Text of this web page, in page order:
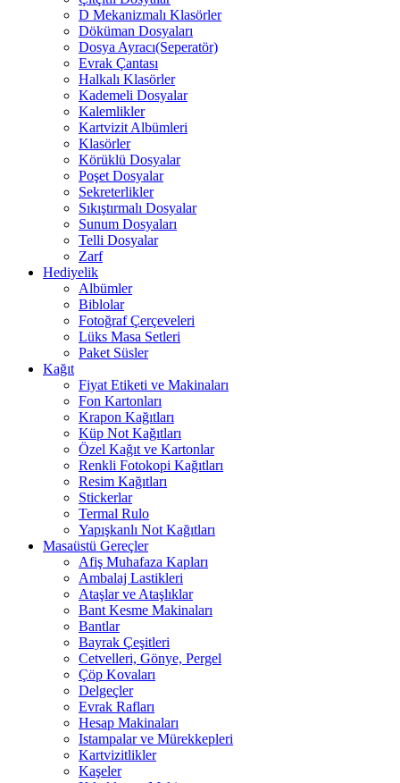
D Mekanizmalı Klasörler
Döküman Dosyaları
Dosya Ayracı(Seperatör)
Evrak Çantası
Halkalı Klasörler
Kademeli Dosyalar
Kalemlikler
Kartvizit Albümleri
Klasörler
Körüklü Dosyalar
Poşet Dosyalar
Sekreterlikler
Sıkıştırmalı Dosyalar
Sunum Dosyaları
Telli Dosyalar
Zarf
Hediyelik
Albümler
Biblolar
Fotoğraf Çerçeveleri
Lüks Masa Setleri
Paket Süsler
Kağıt
Fiyat Etiketi ve Makinaları
Fon Kartonları
Krapon Kağıtları
Küp Not Kağıtları
Özel Kağıt ve Kartonlar
Renkli Fotokopi Kağıtları
Resim Kağıtları
Stickerlar
Termal Rulo
Yapışkanlı Not Kağıtları
Masaüstü Gereçler
Afiş Muhafaza Kapları
Ambalaj Lastikleri
Ataşlar ve Ataşlıklar
Bant Kesme Makinaları
Bantlar
Bayrak Çeşitleri
Cetvelleri, Gönye, Pergel
Çöp Kovaları
Delgeçler
Evrak Rafları
Hesap Makinaları
Istampalar ve Mürekkepleri
Kartvizitlikler
Kaşeler